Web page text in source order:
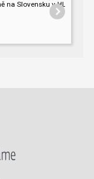
Slovensku v HLOHOVCI!